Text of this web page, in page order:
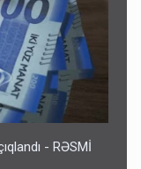
- RƏSMİ